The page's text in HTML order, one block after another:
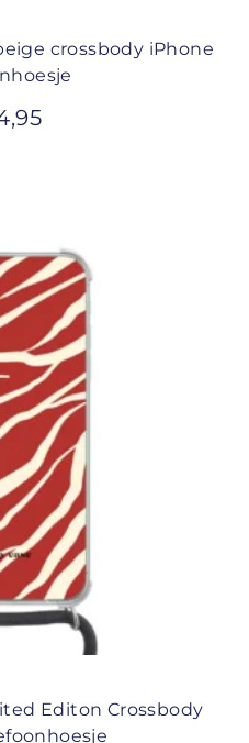
crossbody iPhone
Editon Crossbody